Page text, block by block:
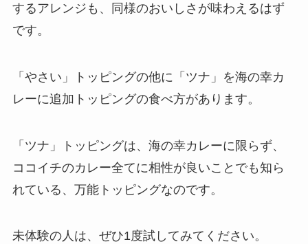
するアレンジも、同様のおいしさが味わえるはず
です。
「やさい」トッピングの他に「ツナ」を海の幸カ
レーに追加トッピングの食べ方があります。
「ツナ」トッピングは、海の幸カレーに限らず、
ココイチのカレー全てに相性が良いことでも知ら
れている、万能トッピングなのです。
未体験の人は、ぜひ1度試してみてください。